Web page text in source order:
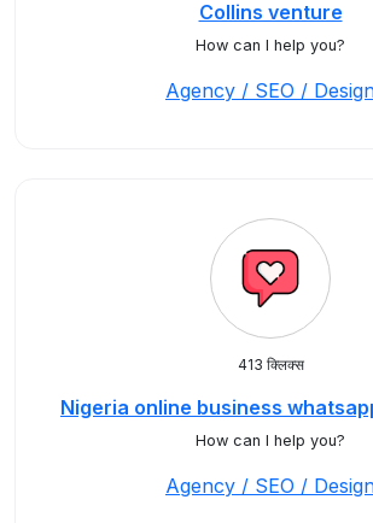
Collins venture
How can I help you?
Agency / SEO /
413 क्लिक्स
Nigeria online business
How can I help you?
Agency / SEO /